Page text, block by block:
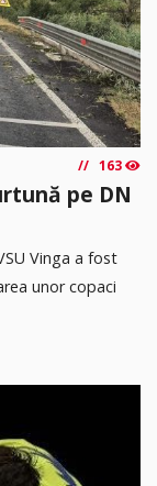
163
pe DN
Vinga a fost
unor copaci